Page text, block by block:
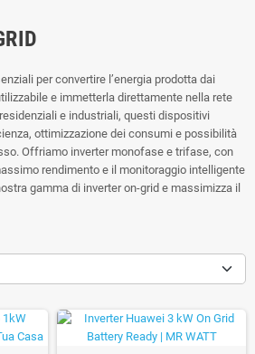
per convertire l’energia prodotta dai
e immetterla direttamente nella rete
e industriali, questi dispositivi
ottimizzazione dei consumi e possibilità
Offriamo inverter monofase e trifase, con
rendimento e il monitoraggio intelligente
gamma di inverter on-grid e massimizza il